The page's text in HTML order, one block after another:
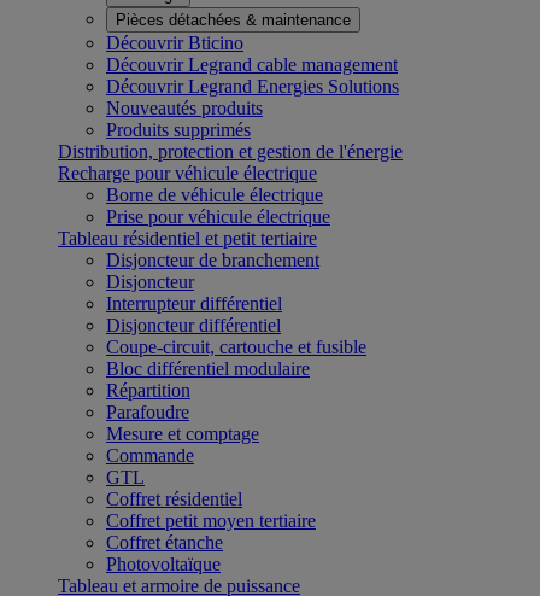
Pièces détachées & maintenance
Découvrir Bticino
Découvrir Legrand cable management
Découvrir Legrand Energies Solutions
Nouveautés produits
Produits supprimés
Distribution, protection et gestion de l'énergie
Recharge pour véhicule électrique
Borne de véhicule électrique
Prise pour véhicule électrique
Tableau résidentiel et petit tertiaire
Disjoncteur de branchement
Disjoncteur
Interrupteur différentiel
Disjoncteur différentiel
Coupe-circuit, cartouche et fusible
Bloc différentiel modulaire
Répartition
Parafoudre
Mesure et comptage
Commande
GTL
Coffret résidentiel
Coffret petit moyen tertiaire
Coffret étanche
Photovoltaïque
Tableau et armoire de puissance